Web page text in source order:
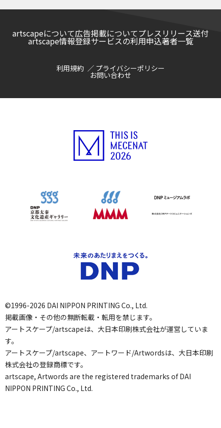
集
artscapeについて広告掲載についてプレスリリース送付
artscape情報登録サービスの利用申込著者一覧
利用規約 プライバシーポリシー
お問い合わせ
©1996-2026 DAI NIPPON PRINTING Co., Ltd.
掲載画像・その他の無断転載・転用を禁じます。
アートスケープ/artscapeは、大日本印刷株式会社が運営していま
す。
アートスケープ/artscape、アートワード/Artwordsは、大日本印刷
株式会社の登録商標です。
artscape, Artwords are the registered trademarks of DAI
NIPPON PRINTING Co., Ltd.